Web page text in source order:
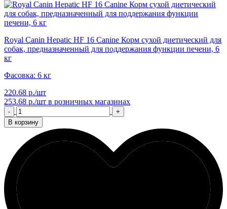
Royal Canin Hepatic HF 16 Canine Корм сухой диетический для
собак, предназначенный для поддержания функции печени, 6
кг
Фасовка: 6 кг
220.68 р./шт
253.68 р./шт в розничных магазинах
-
+
В корзину